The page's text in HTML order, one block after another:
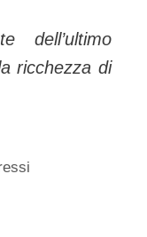
dell’ultimo
ricchezza di